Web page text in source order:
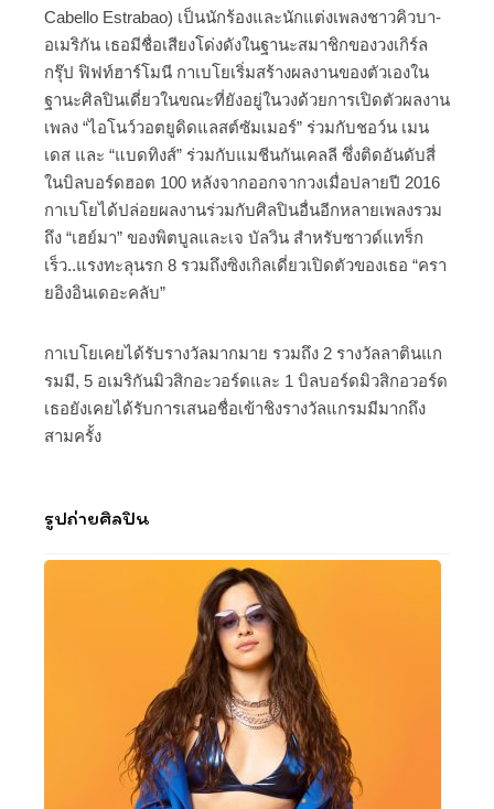
Cabello Estrabao) เป็นนักร้องและนักแต่งเพลงชาวคิวบา-
อเมริกัน เธอมีชื่อเสียงโด่งดังในฐานะสมาชิกของวงเกิร์ล
กรุ๊ป ฟิฟท์ฮาร์โมนี กาเบโยเริ่มสร้างผลงานของตัวเองใน
ฐานะศิลปินเดี่ยวในขณะที่ยังอยู่ในวงด้วยการเปิดตัวผลงาน
เพลง “ไอโนว์วอตยูดิดแลสต์ซัมเมอร์” ร่วมกับชอว์น เมน
เดส และ “แบดทิงส์” ร่วมกับแมชีนกันเคลลี ซึ่งติดอันดับสี่
ในบิลบอร์ดฮอต 100 หลังจากออกจากวงเมื่อปลายปี 2016
กาเบโยได้ปล่อยผลงานร่วมกับศิลปินอื่นอีกหลายเพลงรวม
ถึง “เฮย์มา” ของพิตบูลและเจ บัลวิน สำหรับซาวด์แทร็ก
เร็ว..แรงทะลุนรก 8 รวมถึงซิงเกิลเดี่ยวเปิดตัวของเธอ “ครา
ยอิงอินเดอะคลับ”
กาเบโยเคยได้รับรางวัลมากมาย รวมถึง 2 รางวัลลาตินแก
รมมี, 5 อเมริกันมิวสิกอะวอร์ดและ 1 บิลบอร์ดมิวสิกอวอร์ด
เธอยังเคยได้รับการเสนอชื่อเข้าชิงรางวัลแกรมมีมากถึง
สามครั้ง
รูปถ่ายศิลปิน